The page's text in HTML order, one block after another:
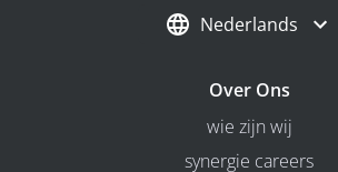
Nederlands
Over Ons
wie zijn wij
synergie careers